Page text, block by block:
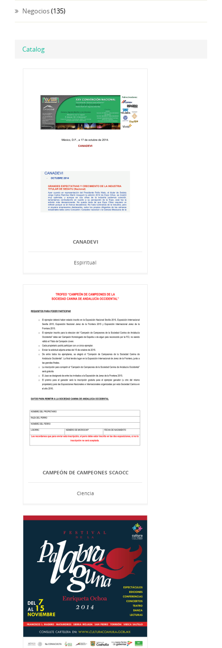
Negocios(135)
Catalog
CANADEVI
Espiritual
CAMPEÓN DE CAMPEONES SCAOCC
Ciencia